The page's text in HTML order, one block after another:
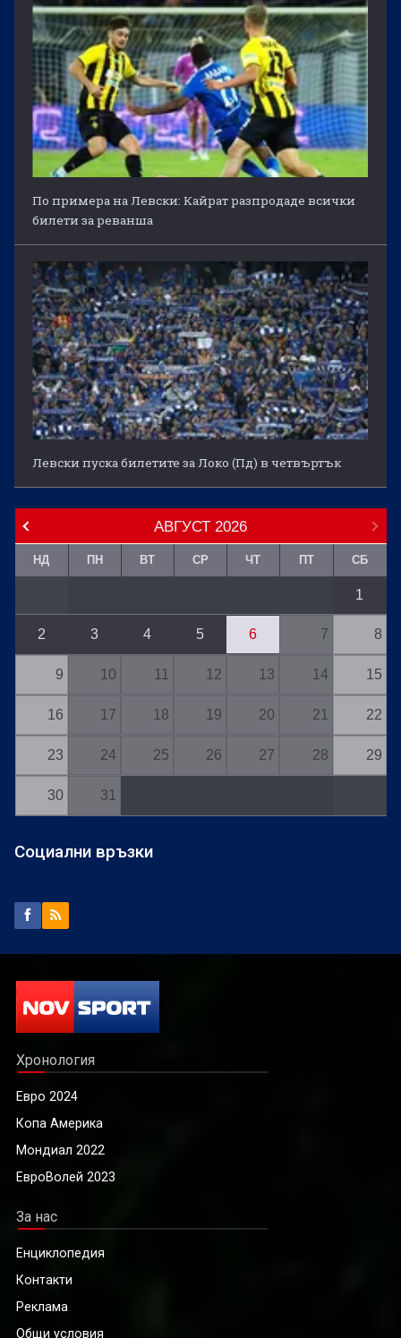
По примера на Левски: Кайрат разпродаде всички
билети за реванша
Левски пуска билетите за Локо (Пд) в четвъртък
АВГУСТ 2026
НД ПН ВТ СР ЧТ ПТ СБ
1
2 3 4 5 6 7 8
9 10 11 12 13 14 15
16 17 18 19 20 21 22
23 24 25 26 27 28 29
30 31
Социални връзки
Хронология
Евро 2024
Копа Америка
Мондиал 2022
ЕвроВолей 2023
За нас
Енциклопедия
Контакти
Реклама
Общи условия